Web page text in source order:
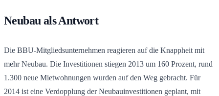
Neubau als Antwort
Die BBU-Mitgliedsunternehmen reagieren auf die Knappheit mit
mehr Neubau. Die Investitionen stiegen 2013 um 160 Prozent, rund
1.300 neue Mietwohnungen wurden auf den Weg gebracht. Für
2014 ist eine Verdopplung der Neubauinvestitionen geplant, mit